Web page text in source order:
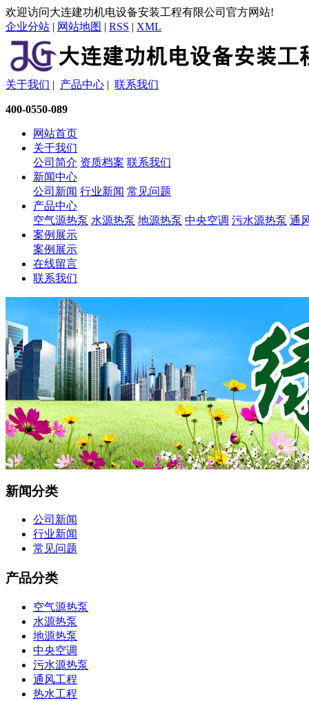
欢迎访问大连建功机电设备安装工程有限公司官方网站!
企业分站 | 网站地图 | RSS | XML
关于我们 | 产品中心 | 联系我们
400-0550-089
网站首页
关于我们
公司简介 资质档案 联系我们
新闻中心
公司新闻 行业新闻 常见问题
产品中心
空气源热泵 水源热泵 地源热泵 中央空调 污水源热泵 通
案例展示
案例展示
在线留言
联系我们
新闻分类
公司新闻
行业新闻
常见问题
产品分类
空气源热泵
水源热泵
地源热泵
中央空调
污水源热泵
通风工程
热水工程